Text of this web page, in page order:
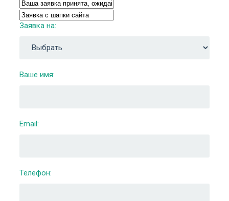
Заявка на:
Ваше имя:
Email:
Телефон: